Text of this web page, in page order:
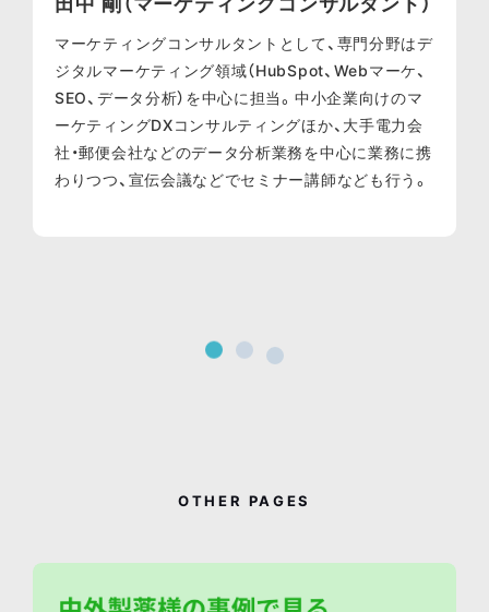
マーケティングコンサルタントとして、専門分野はデ
ジタルマーケティング領域（HubSpot、Webマーケ、
SEO、データ分析）を中心に担当。中小企業向けのマ
ーケティングDXコンサルティングほか、大手電力会
社・郵便会社などのデータ分析業務を中心に業務に携
わりつつ、宣伝会議などでセミナー講師なども行う。
OTHER PAGES